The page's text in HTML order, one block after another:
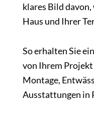
klares Bild davon,
Haus und Ihrer
So erhalten Sie
von Ihrem Projekt
Montage,
Ausstattungen in